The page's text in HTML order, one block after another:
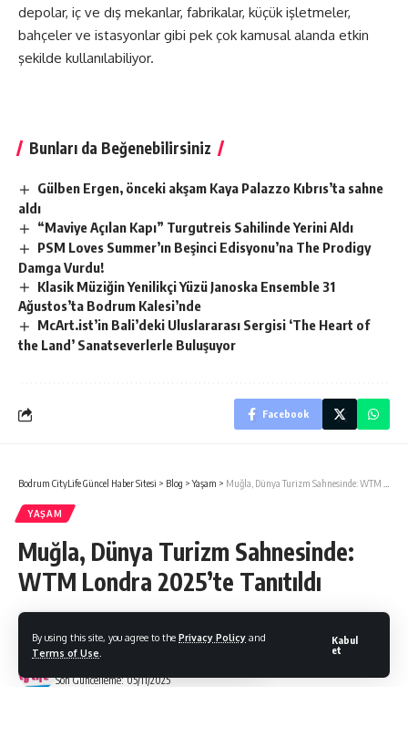
By using this site, you agree to the Privacy Policy and
Terms of Use
Kabul
et
depolar, iç ve dış mekanlar, fabrikalar, küçük işletmeler,
bahçeler ve istasyonlar gibi pek çok kamusal alanda etkin
şekilde kullanılabiliyor.
Bunları da Beğenebilirsiniz
Gülben Ergen, önceki akşam Kaya Palazzo Kıbrıs’ta sahne
aldı
“Maviye Açılan Kapı” Turgutreis Sahilinde Yerini Aldı
PSM Loves Summer’ın Beşinci Edisyonu’na The Prodigy
Damga Vurdu!
Klasik Müziğin Yenilikçi Yüzü Janoska Ensemble 31
Ağustos’ta Bodrum Kalesi’nde
McArt.ist’in Bali’deki Uluslararası Sergisi ‘The Heart of
the Land’ Sanatseverlerle Buluşuyor
Facebook
Bodrum CityLife Güncel Haber Sitesi > Blog >Yaşam > Muğla, Dünya Turizm Sahnesinde: WTM Londra 2025’te Tanıtıldı
YAŞAM
Muğla, Dünya Turizm Sahnesinde:
WTM Londra 2025’te Tanıtıldı
Son Güncelleme: 05/11/2025
Bodrum Citylife